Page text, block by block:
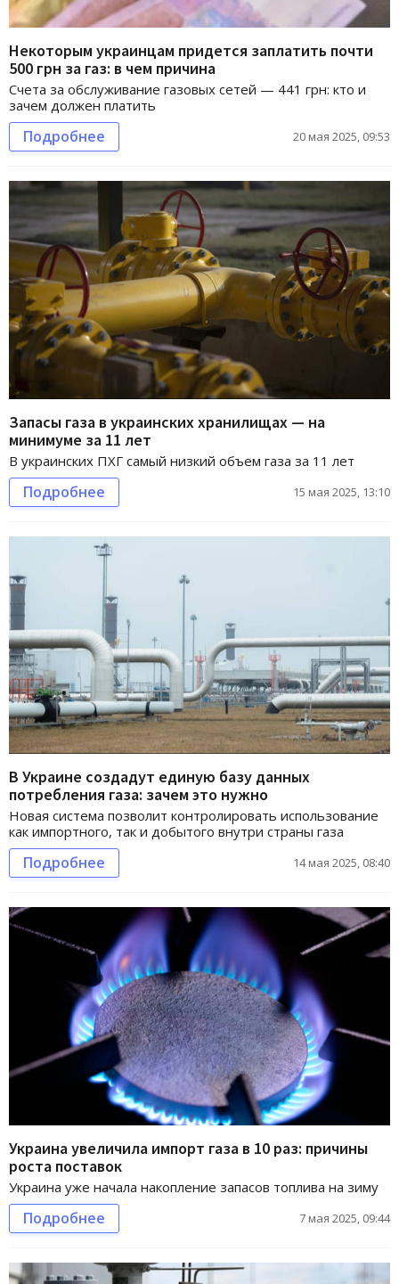
Некоторым украинцам придется заплатить почти
500 грн за газ: в чем причина
Счета за обслуживание газовых сетей — 441 грн: кто и
зачем должен платить
Подробнее 20 мая 2025, 09:53
Запасы газа в украинских хранилищах — на
минимуме за 11 лет
В украинских ПХГ самый низкий объем газа за 11 лет
Подробнее 15 мая 2025, 13:10
В Украине создадут единую базу данных
потребления газа: зачем это нужно
Новая система позволит контролировать использование
как импортного, так и добытого внутри страны газа
Подробнее 14 мая 2025, 08:40
Украина увеличила импорт газа в 10 раз: причины
роста поставок
Украина уже начала накопление запасов топлива на зиму
Подробнее 7 мая 2025, 09:44